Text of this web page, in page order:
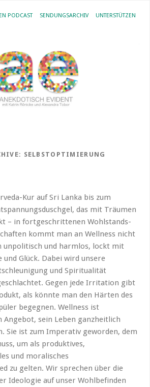
PODCAST SENDUNGSARCHIV UNTERSTÜTZEN
SELBSTOPTIMIERUNG
Kur auf Sri Lanka bis zum
das mit Träumen
– in fortgeschrittenen Wohlstands-
kommt man an Wellness nicht
unpolitisch und harmlos, lockt mit
und Glück. Dabei wird unsere
und Spiritualität
Gegen jede Irritation gibt
als könnte man den Härten des
begegnen. Wellness ist
Angebot, sein Leben ganzheitlich
Sie ist zum Imperativ geworden, dem
um als produktives,
und moralisches
zu gelten. Wir sprechen über die
Ideologie auf unser Wohlbefinden